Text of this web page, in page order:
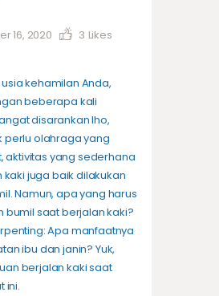
16, 2020 3 Likes
kehamilan Anda,
beberapa kali
disarankan lho,
perlu olahraga yang
aktivitas yang sederhana
kaki juga baik dilakukan
Namun, apa yang harus
bumil saat berjalan kaki?
Apa manfaatnya
ibu dan janin? Yuk,
berjalan kaki saat
ini.